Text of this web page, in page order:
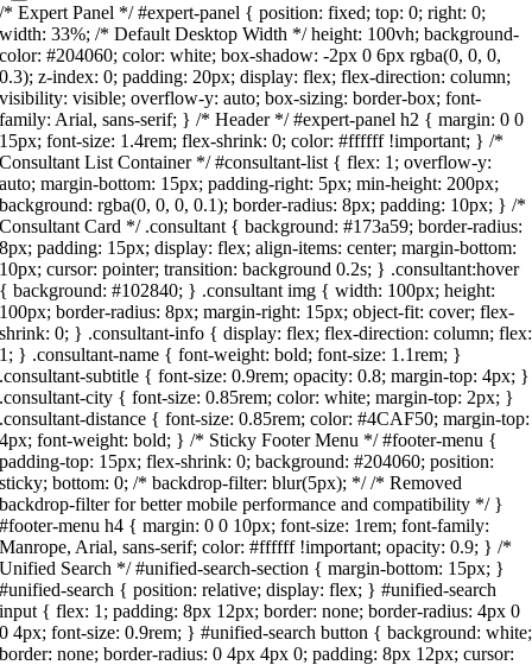
/* Expert Panel */ #expert-panel { position: fixed; top: 0; right: 0;
width: 33%; /* Default Desktop Width */ height: 100vh; background-
color: #204060; color: white; box-shadow: -2px 0 6px rgba(0, 0, 0,
0.3); z-index: 0; padding: 20px; display: flex; flex-direction: column;
visibility: visible; overflow-y: auto; box-sizing: border-box; font-
family: Arial, sans-serif; } /* Header */ #expert-panel h2 { margin: 0 0
15px; font-size: 1.4rem; flex-shrink: 0; color: #ffffff !important; } /*
Consultant List Container */ #consultant-list { flex: 1; overflow-y:
auto; margin-bottom: 15px; padding-right: 5px; min-height: 200px;
background: rgba(0, 0, 0, 0.1); border-radius: 8px; padding: 10px; } /*
Consultant Card */ .consultant { background: #173a59; border-radius:
8px; padding: 15px; display: flex; align-items: center; margin-bottom:
10px; cursor: pointer; transition: background 0.2s; } .consultant:hover
{ background: #102840; } .consultant img { width: 100px; height:
100px; border-radius: 8px; margin-right: 15px; object-fit: cover; flex-
shrink: 0; } .consultant-info { display: flex; flex-direction: column; flex:
1; } .consultant-name { font-weight: bold; font-size: 1.1rem; }
.consultant-subtitle { font-size: 0.9rem; opacity: 0.8; margin-top: 4px; }
.consultant-city { font-size: 0.85rem; color: white; margin-top: 2px; }
.consultant-distance { font-size: 0.85rem; color: #4CAF50; margin-top:
4px; font-weight: bold; } /* Sticky Footer Menu */ #footer-menu {
padding-top: 15px; flex-shrink: 0; background: #204060; position:
sticky; bottom: 0; /* backdrop-filter: blur(5px); */ /* Removed
backdrop-filter for better mobile performance and compatibility */ }
#footer-menu h4 { margin: 0 0 10px; font-size: 1rem; font-family:
Manrope, Arial, sans-serif; color: #ffffff !important; opacity: 0.9; } /*
Unified Search */ #unified-search-section { margin-bottom: 15px; }
#unified-search { position: relative; display: flex; } #unified-search
input { flex: 1; padding: 8px 12px; border: none; border-radius: 4px 0
0 4px; font-size: 0.9rem; } #unified-search button { background: white;
border: none; border-radius: 0 4px 4px 0; padding: 8px 12px; cursor: